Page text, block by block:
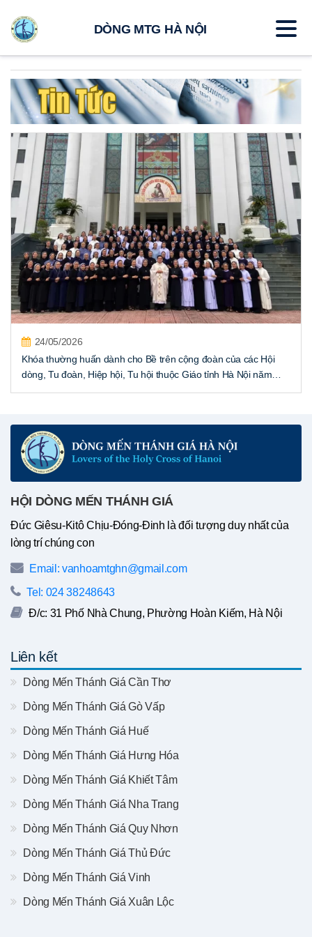
24/05/2026
Khóa thường huấn dành cho Bề trên cộng đoàn của các Hội
dòng, Tu đoàn, Hiệp hội, Tu hội thuộc Giáo tỉnh Hà Nội năm
HỘI DÒNG MẾN THÁNH GIÁ
Đức Giêsu-Kitô Chịu-Đóng-Đinh là đối tượng duy nhất của
lòng trí chúng con
Email: vanhoamtghn@gmail.com
Tel: 024 38248643
Đ/c: 31 Phố Nhà Chung, Phường Hoàn Kiếm, Hà Nội
Liên kết
Dòng Mến Thánh Giá Cần Thơ
Dòng Mến Thánh Giá Gò Vấp
Dòng Mến Thánh Giá Huế
Dòng Mến Thánh Giá Hưng Hóa
Dòng Mến Thánh Giá Khiết Tâm
Dòng Mến Thánh Giá Nha Trang
Dòng Mến Thánh Giá Quy Nhơn
Dòng Mến Thánh Giá Thủ Đức
Dòng Mến Thánh Giá Vinh
Dòng Mến Thánh Giá Xuân Lộc
DÒNG MTG HÀ NỘI